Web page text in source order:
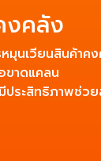
งคลัง
นเวียนสินค้า
ขาดแคลน
ระสิทธิภาพช่